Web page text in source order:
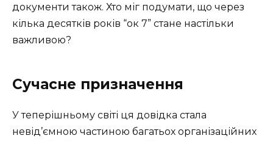
документи також. Хто міг подумати, що через
кілька десятків років “ок 7” стане настільки
важливою?
Сучасне призначення
У теперішньому світі ця довідка стала
невід’ємною частиною багатьох організаційних